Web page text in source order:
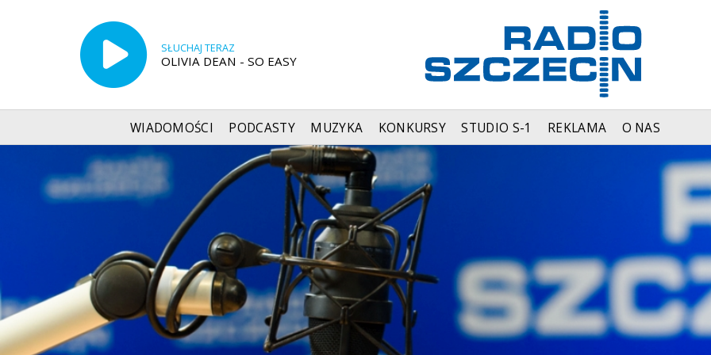
SŁUCHAJ TERAZ
OLIVIA DEAN - SO EASY
WIADOMOŚCI PODCASTY MUZYKA KONKURSY STUDIO S-1 REKLAMA O NAS